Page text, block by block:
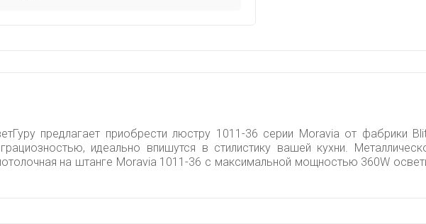
предлагает приобрести люстру 1011-36 серии Moravia от фабрики
идеально впишутся в стилистику вашей кухни.
на штанге Moravia 1011-36 с максимальной мощностью 360W